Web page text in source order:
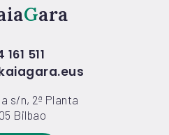
Gara
161 511
s/n, 2ª Planta
Bilbao